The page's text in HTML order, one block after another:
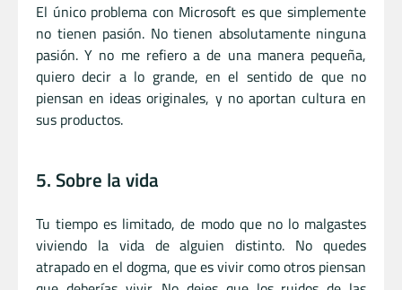
El único problema con Microsoft es que simplemente
no tienen pasión. No tienen absolutamente ninguna
pasión. Y no me refiero a de una manera pequeña,
quiero decir a lo grande, en el sentido de que no
piensan en ideas originales, y no aportan cultura en
sus productos.
5. Sobre la vida
Tu tiempo es limitado, de modo que no lo malgastes
viviendo la vida de alguien distinto. No quedes
atrapado en el dogma, que es vivir como otros piensan